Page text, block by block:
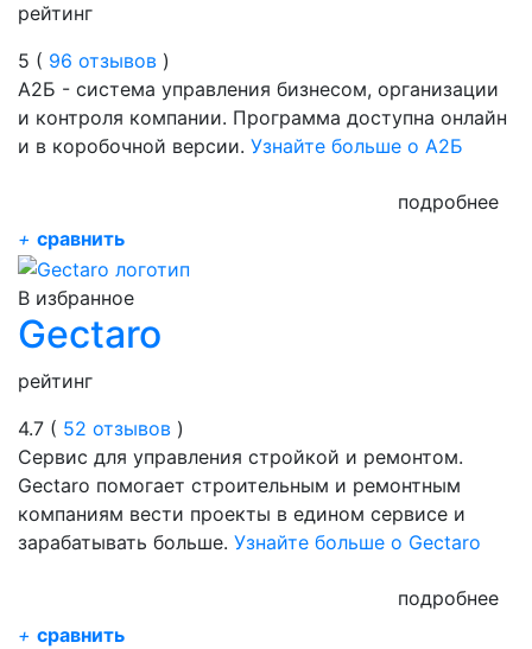
рейтинг
5 ( 96 отзывов )
А2Б - система управления бизнесом, организации
и контроля компании. Программа доступна онлайн
и в коробочной версии. Узнайте больше о А2Б
подробнее
+ сравнить
В избранное
Gectaro
рейтинг
4.7 ( 52 отзывов )
Сервис для управления cтройкой и ремонтом.
Gectaro помогает строительным и ремонтным
компаниям вести проекты в едином сервисе и
зарабатывать больше. Узнайте больше о Gectaro
подробнее
+ сравнить